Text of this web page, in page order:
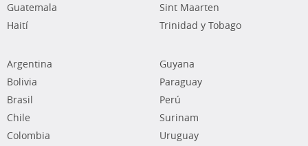
Guatemala
Haití
Sint Maarten
Trinidad y Tobago
Argentina
Bolivia
Brasil
Chile
Colombia
Guyana
Paraguay
Perú
Surinam
Uruguay